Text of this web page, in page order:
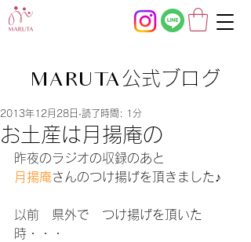
MARUTA公式ブログ
お土産は月揚庵の
2013年12月28日 読了時間: 1分
昨夜のラジオの収録のあと
月揚庵さんのつけ揚げを頂きました♪
以前　県外で　つけ揚げを頂いた
時・・・